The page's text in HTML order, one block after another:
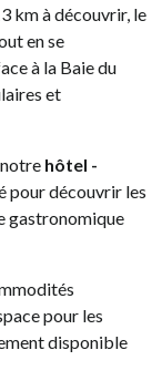
km à découvrir, le
en se
à la Baie du
et
hôtel -
pour découvrir les
gastronomique
pour les
disponible